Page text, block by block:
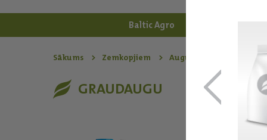
Baltic Agro
Sākums Zemkopjiem Augu aizsardzības
GRAUDAUGU
Avastel®